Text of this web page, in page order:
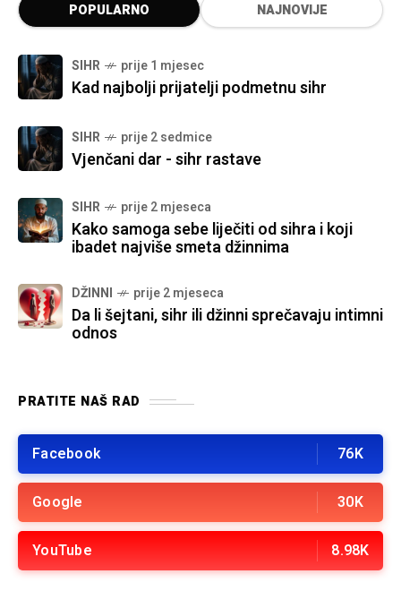
POPULARNO NAJNOVIJE
SIHR prije 1 mjesec
Kad najbolji prijatelji podmetnu sihr
SIHR prije 2 sedmice
Vjenčani dar - sihr rastave
SIHR prije 2 mjeseca
Kako samoga sebe liječiti od sihra i koji
ibadet najviše smeta džinnima
DŽINNI prije 2 mjeseca
Da li šejtani, sihr ili džinni sprečavaju intimni
odnos
PRATITE NAŠ RAD
Facebook 76K
Google 30K
YouTube 8.98K